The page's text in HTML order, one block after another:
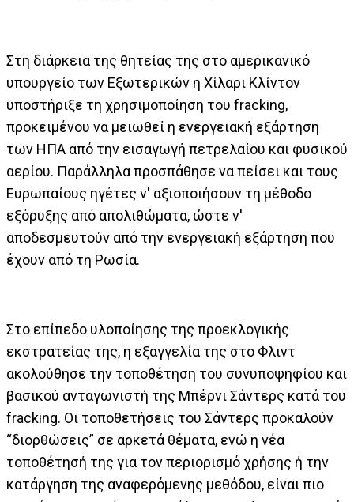
Στη διάρκεια της θητείας της στο αμερικανικό
υπουργείο των Εξωτερικών η Χίλαρι Κλίντον
υποστήριξε τη χρησιμοποίηση του fracking,
προκειμένου να μειωθεί η ενεργειακή εξάρτηση
των ΗΠΑ από την εισαγωγή πετρελαίου και φυσικού
αερίου. Παράλληλα προσπάθησε να πείσει και τους
Ευρωπαίους ηγέτες ν' αξιοποιήσουν τη μέθοδο
εξόρυξης από απολιθώματα, ώστε ν'
αποδεσμευτούν από την ενεργειακή εξάρτηση που
έχουν από τη Ρωσία.
Στο επίπεδο υλοποίησης της προεκλογικής
εκστρατείας της, η εξαγγελία της στο Φλιντ
ακολούθησε την τοποθέτηση του συνυποψηφίου και
βασικού ανταγωνιστή της Μπέρνι Σάντερς κατά του
fracking. Οι τοποθετήσεις του Σάντερς προκαλούν
“διορθώσεις” σε αρκετά θέματα, ενώ η νέα
τοποθέτησή της για τον περιορισμό χρήσης ή την
κατάργηση της αναφερόμενης μεθόδου, είναι πιο